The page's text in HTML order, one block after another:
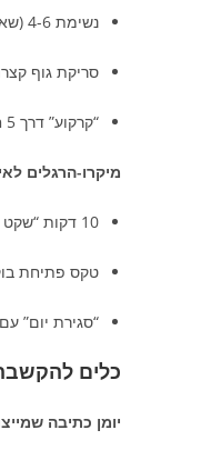
נשימת 4-6 (שאיפה ל-4, נשיפה ל-6) להורדת סטרס
סריקת גוף קצרה של 2 דקות
“קרקוע” דרך 5 חושים כשעומס עולה
מיקרו-הרגלים
10 דקות “שקט יומי” בלי טלפון
טקס פתיחת
“סגירת יום” עם כתיבה של
כלים
יומן כתיבה